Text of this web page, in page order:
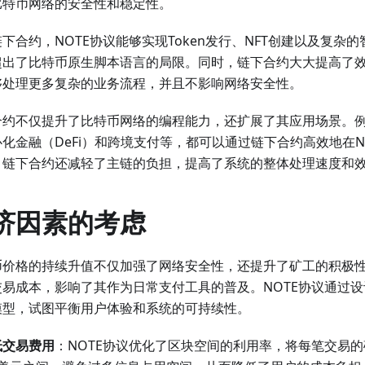
合约，NOTE协议能够实现Token发行、NFT创建以及复杂
了比特币原生脚本语言的局限。同时，链下合约大大提高了
理更多复杂的业务流程，并且不影响网络安全性。
不仅提升了比特币网络的编程能力，还扩展了其应用场景。
金融（DeFi）和跨境支付等，都可以通过链下合约高效地在
下合约还减轻了主链的负担，提高了系统的整体处理速度和
因素的考虑
格的持续升值不仅加强了网络安全性，还提升了矿工的积极
成本，影响了其作为日常支付工具的普及。NOTE协议通过
，试图平衡用户体验和系统的可持续性。
易费用 ：NOTE协议优化了区块空间的利用率，将每笔交易